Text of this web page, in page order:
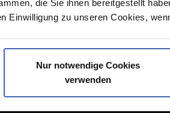
die Sie ihnen bereitgestellt
Einwilligung zu unseren Cookies,
Nur notwendige Cookies
verwenden
Drucklexikon
FAQ
Sitemap